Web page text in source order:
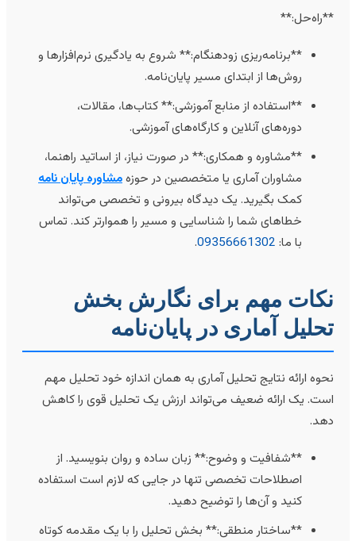
**برنامه‌ریزی زودهنگام:** شروع به یادگیری نرم‌افزارها و
روش‌ها از ابتدای مسیر پایان‌نامه.
**استفاده از منابع آموزشی:** کتاب‌ها، مقالات،
دوره‌های آنلاین و کارگاه‌های آموزشی.
**مشاوره و همکاری:** در صورت نیاز، از اساتید راهنما،
مشاوران آماری یا متخصصین در حوزهمشاوره پایان نامه
کمک بگیرید. یک دیدگاه بیرونی و تخصصی می‌تواند
خطاهای شما را شناسایی و مسیر را هموارتر کند. تماس
09356661302
.
مهم برای نگارش بخش
آماری در پایان‌نامه
ارائه نتایج تحلیل آماری به همان اندازه خود تحلیل مهم
یک ارائه ضعیف می‌تواند ارزش یک تحلیل قوی را کاهش
**شفافیت و وضوح:** زبان ساده و روان بنویسید. از
اصطلاحات تخصصی تنها در جایی که لازم است استفاده
کنید و آن‌ها را توضیح دهید.
**ساختار منطقی:** بخش تحلیل را با یک مقدمه کوتاه